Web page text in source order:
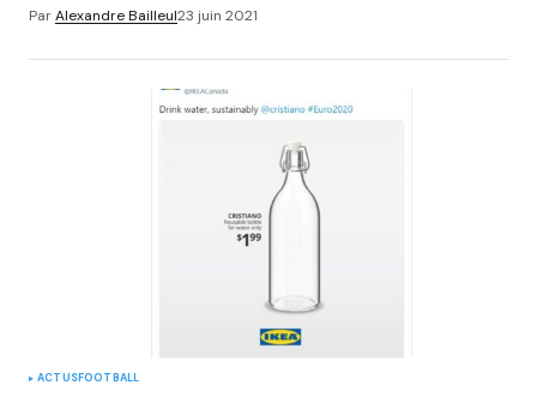
ParAlexandre Bailleul23 juin 2021
ACTUSFOOTBALL